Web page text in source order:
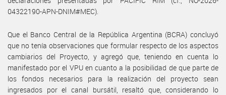
04322190-APN-DNIM#MEC).
Que el Banco Central de la República Argentina (BCRA) concluyó
que no tenía observaciones que formular respecto de los aspectos
cambiarios del Proyecto, y agregó que, teniendo en cuenta lo
manifestado por el VPU en cuanto a la posibilidad de que parte de
los fondos necesarios para la realización del proyecto sean
ingresados por el canal bursátil, resaltó que, considerando lo